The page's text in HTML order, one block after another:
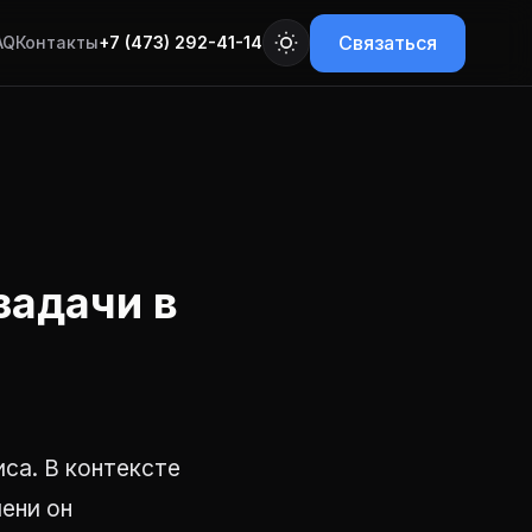
Контакты+7 (473) 292-41-14 Связаться
в
В контексте
он